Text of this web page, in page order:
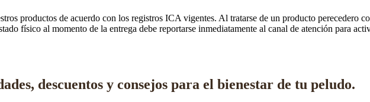
productos de acuerdo con los registros ICA vigentes. Al tratarse de un producto perecedero
físico al momento de la entrega debe reportarse inmediatamente al canal de atención para
descuentos y consejos para el bienestar de tu peludo.